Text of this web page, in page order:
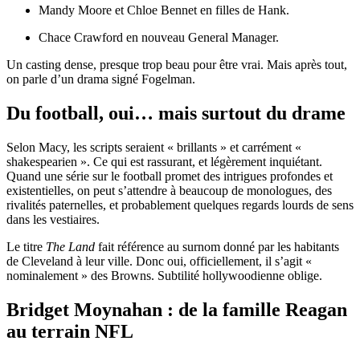
Mandy Moore et Chloe Bennet en filles de Hank.
Chace Crawford en nouveau General Manager.
Un casting dense, presque trop beau pour être vrai. Mais après tout,
on parle d’un drama signé Fogelman.
Du football, oui… mais surtout du drame
Selon Macy, les scripts seraient « brillants » et carrément «
shakespearien ». Ce qui est rassurant, et légèrement inquiétant.
Quand une série sur le football promet des intrigues profondes et
existentielles, on peut s’attendre à beaucoup de monologues, des
rivalités paternelles, et probablement quelques regards lourds de sens
dans les vestiaires.
Le titre The Land fait référence au surnom donné par les habitants
de Cleveland à leur ville. Donc oui, officiellement, il s’agit «
nominalement » des Browns. Subtilité hollywoodienne oblige.
Bridget Moynahan : de la famille Reagan
au terrain NFL